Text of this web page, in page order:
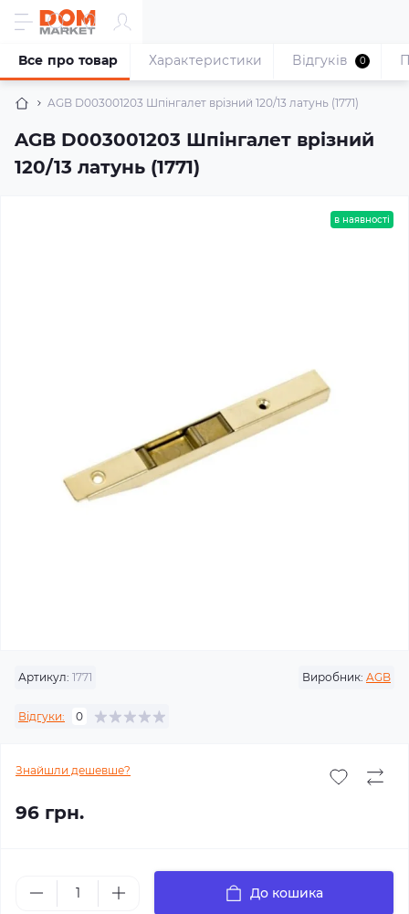
AGB D003001203 Шпінгалет врізний 120/13 латунь (1771)
AGB D003001203 Шпінгалет врізний
120/13 латунь (1771)
Все про товар Характеристики Відгуків 0
в наявності
Артикул: 1771 Виробник: AGB
Відгуки: 0
Знайшли дешевше?
96 грн.
До кошика